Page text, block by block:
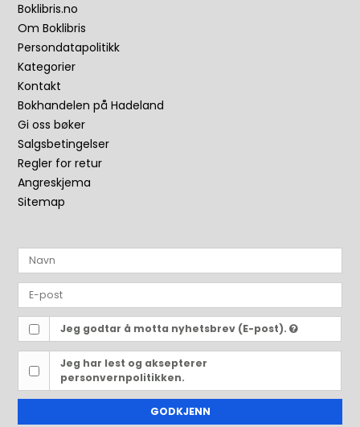
Boklibris.no
Om Boklibris
Persondatapolitikk
Kategorier
Kontakt
Bokhandelen på Hadeland
Gi oss bøker
Salgsbetingelser
Regler for retur
Angreskjema
Sitemap
Jeg godtar å motta nyhetsbrev (E-post).
Jeg har lest og aksepterer
personvernpolitikken.
GODKJENN